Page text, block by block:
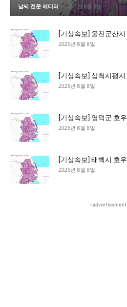
날씨 전문 에디터 - 2026년 8월 8일
[기상속보] 울진군산
2026년 8월 8일
[기상속보] 삼척시평
2026년 8월 8일
[기상속보] 영덕군 호
2026년 8월 8일
[기상속보] 태백시 호
2026년 8월 8일
-